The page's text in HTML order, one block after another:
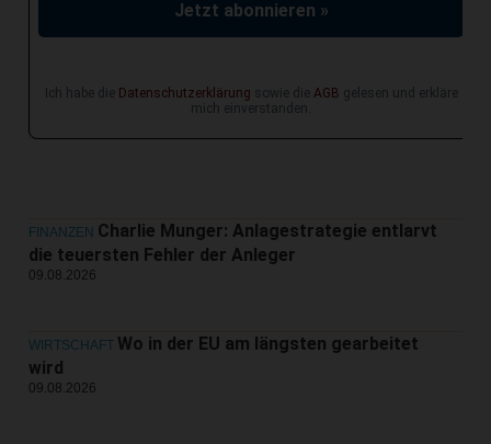
Jetzt abonnieren »
Ich habe die Datenschutzerklärung sowie die AGB gelesen und erkläre
mich einverstanden.
FINANZEN Charlie Munger: Anlagestrategie entlarvt
die teuersten Fehler der Anleger
09.08.2026
WIRTSCHAFT Wo in der EU am längsten gearbeitet
wird
09.08.2026